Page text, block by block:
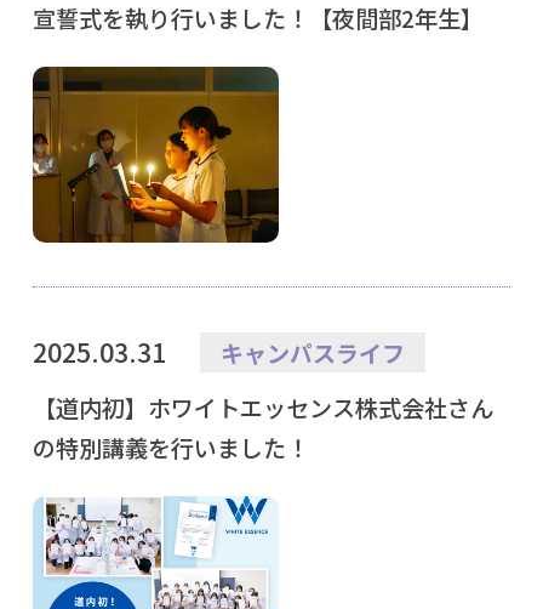
宣誓式を執り行いました！【夜間部2年生】
2025.03.31
キャンパスライフ
【道内初】ホワイトエッセンス株式会社さん
の特別講義を行いました！